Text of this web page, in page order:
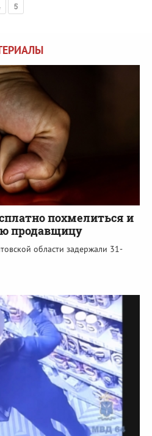
5
похмелиться и
продавщицу
области задержали 31-